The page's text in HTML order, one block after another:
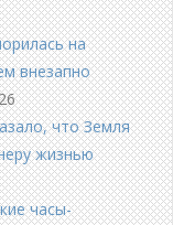
на
внезапно
что Земля
жизнью
часы-